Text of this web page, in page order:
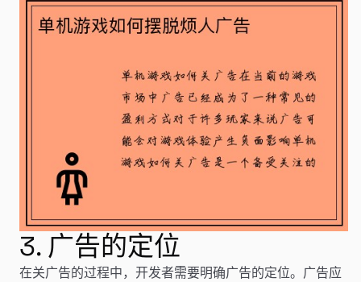
3. 广告的定位
在关广告的过程中，开发者需要明确广告的定位。广告应